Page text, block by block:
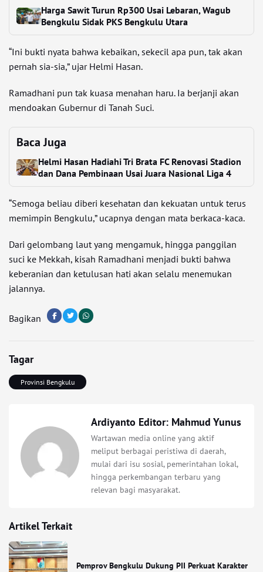
Harga Sawit Turun Rp300 Usai Lebaran, Wagub
Bengkulu Sidak PKS Bengkulu Utara
“Ini bukti nyata bahwa kebaikan, sekecil apa pun, tak akan
pernah sia-sia,” ujar Helmi Hasan.
Ramadhani pun tak kuasa menahan haru. Ia berjanji akan
mendoakan Gubernur di Tanah Suci.
Baca Juga
Helmi Hasan Hadiahi Tri Brata FC Renovasi Stadion
dan Dana Pembinaan Usai Juara Nasional Liga 4
“Semoga beliau diberi kesehatan dan kekuatan untuk terus
memimpin Bengkulu,” ucapnya dengan mata berkaca-kaca.
Dari gelombang laut yang mengamuk, hingga panggilan
suci ke Mekkah, kisah Ramadhani menjadi bukti bahwa
keberanian dan ketulusan hati akan selalu menemukan
jalannya.
Bagikan
Tagar
Provinsi Bengkulu
Ardiyanto Editor: Mahmud Yunus
Wartawan media online yang aktif
meliput berbagai peristiwa di daerah,
mulai dari isu sosial, pemerintahan lokal,
hingga perkembangan terbaru yang
relevan bagi masyarakat.
Artikel Terkait
Pemprov Bengkulu Dukung PII Perkuat Karakter